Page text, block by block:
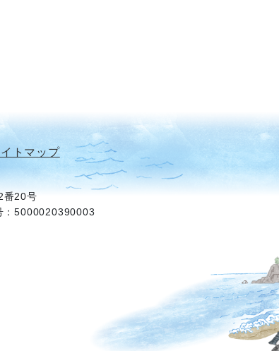
トマップ
番20号
：5000020390003